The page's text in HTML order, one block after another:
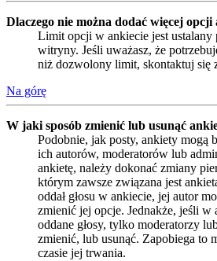
Dlaczego nie można dodać więcej opcji
Limit opcji w ankiecie jest ustalany
witryny. Jeśli uważasz, że
niż dozwolony limit, skontaktuj się
Na górę
W jaki sposób zmienić lub usunąć
Podobnie, jak posty, ankiety mogą
ich autorów, moderatorów lub
ankietę, należy dokonać zmiany
którym zawsze związana jest
oddał głosu w ankiecie, jej autor
zmienić jej opcje. Jednakże, jeśli w
oddane głosy, tylko moderatorzy
zmienić, lub usunąć. Zapobiega to
czasie jej trwania.